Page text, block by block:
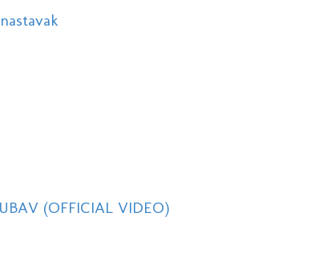
(OFFICIAL VIDEO)